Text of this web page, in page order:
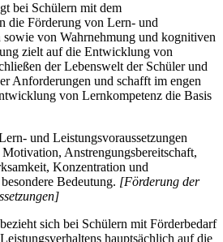
bei Schülern mit dem
die Förderung von Lern- und
sowie von Wahrnehmung und kognitiven
zielt auf die Entwicklung von
der Lebenswelt der Schüler und
Anforderungen und schafft im engen
von Lernkompetenz die Basis
und Leistungsvoraussetzungen
Anstrengungsbereitschaft,
Konzentration und
Bedeutung. [Förderung der
sich bei Schülern mit Förderbedarf
hauptsächlich auf die